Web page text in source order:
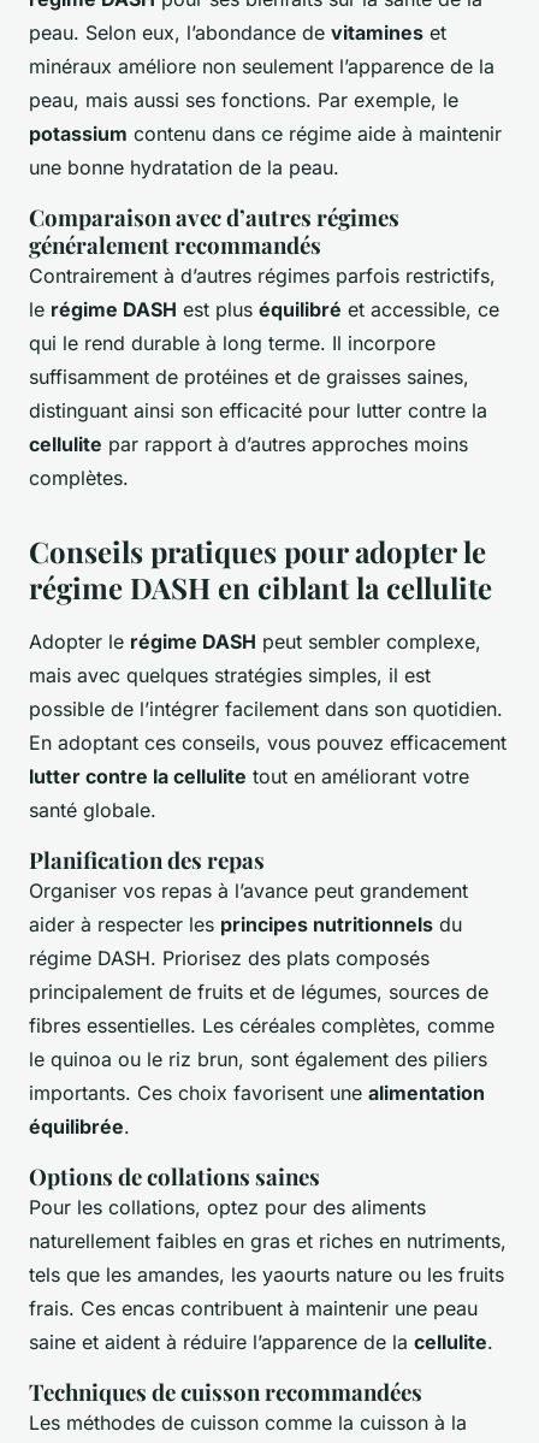
peau. Selon eux, l’abondance de vitamines et
minéraux améliore non seulement l’apparence de la
peau, mais aussi ses fonctions. Par exemple, le
potassium contenu dans ce régime aide à maintenir
une bonne hydratation de la peau.
Comparaison avec d’autres régimes
généralement recommandés
Contrairement à d’autres régimes parfois restrictifs,
le régime DASH est plus équilibré et accessible, ce
qui le rend durable à long terme. Il incorpore
suffisamment de protéines et de graisses saines,
distinguant ainsi son efficacité pour lutter contre la
cellulite par rapport à d’autres approches moins
complètes.
Conseils pratiques pour adopter le
régime DASH en ciblant la cellulite
Adopter le régime DASH peut sembler complexe,
mais avec quelques stratégies simples, il est
possible de l’intégrer facilement dans son quotidien.
En adoptant ces conseils, vous pouvez efficacement
lutter contre la cellulite tout en améliorant votre
santé globale.
Planification des repas
Organiser vos repas à l’avance peut grandement
aider à respecter les principes nutritionnels du
régime DASH. Priorisez des plats composés
principalement de fruits et de légumes, sources de
fibres essentielles. Les céréales complètes, comme
le quinoa ou le riz brun, sont également des piliers
importants. Ces choix favorisent une alimentation
équilibrée.
Options de collations saines
Pour les collations, optez pour des aliments
naturellement faibles en gras et riches en nutriments,
tels que les amandes, les yaourts nature ou les fruits
frais. Ces encas contribuent à maintenir une peau
saine et aident à réduire l’apparence de la cellulite.
Techniques de cuisson recommandées
Les méthodes de cuisson comme la cuisson à la